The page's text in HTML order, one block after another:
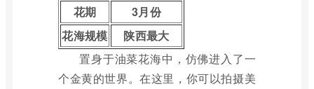
花期
3月份
花海规模
陕西最大
置身于油菜花海中，仿佛进入了一
个金黄的世界。在这里，你可以拍摄美